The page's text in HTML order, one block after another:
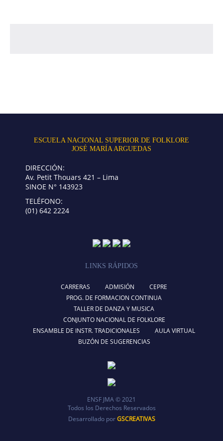
ESCUELA NACIONAL SUPERIOR DE FOLKLORE
JOSÉ MARÍA ARGUEDAS
DIRECCIÓN:
Av. Petit Thouars 421 – Lima
SINOE N° 143923
TELÉFONO:
(01) 642 2224
LINKS RÁPIDOS
CARRERAS ADMISIÓN
CEPRE
PROG. DE FORMACION CONTINUA
TALLER DE DANZA Y MUSICA
CONJUNTO NACIONAL DE FOLKLORE
ENSAMBLE DE INSTR. TRADICIONALES
AULA VIRTUAL
BUZÓN DE SUGERENCIAS
ENSF JMA © 2021
Todos los Derechos Reservados
Desarrollado porGSCREATIVAS